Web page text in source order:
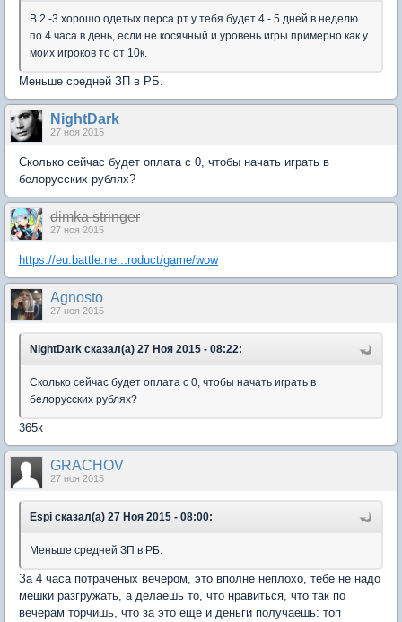
В 2 -3 хорошо одетых перса рт у тебя будет 4 - 5 дней в неделю
по 4 часа в день, если не косячный и уровень игры примерно как у
моих игроков то от 10к.​
Меньше средней ЗП в РБ.
NightDark
27 ноя 2015
Сколько сейчас будет оплата с 0, чтобы начать играть в
белорусских рублях?
dimka stringer
27 ноя 2015
https://eu.battle.ne...roduct/game/wow
Agnosto
27 ноя 2015
NightDark сказал(а) 27 Ноя 2015 - 08:22:
Сколько сейчас будет оплата с 0, чтобы начать играть в
белорусских рублях?
365к
GRACHOV
27 ноя 2015
Espi сказал(а) 27 Ноя 2015 - 08:00:
Меньше средней ЗП в РБ.
За 4 часа потраченых вечером, это вполне неплохо, тебе не надо
мешки разгружать, а делаешь то, что нравиться, что так по
вечерам торчишь, что за это ещё и деньги получаешь: топ